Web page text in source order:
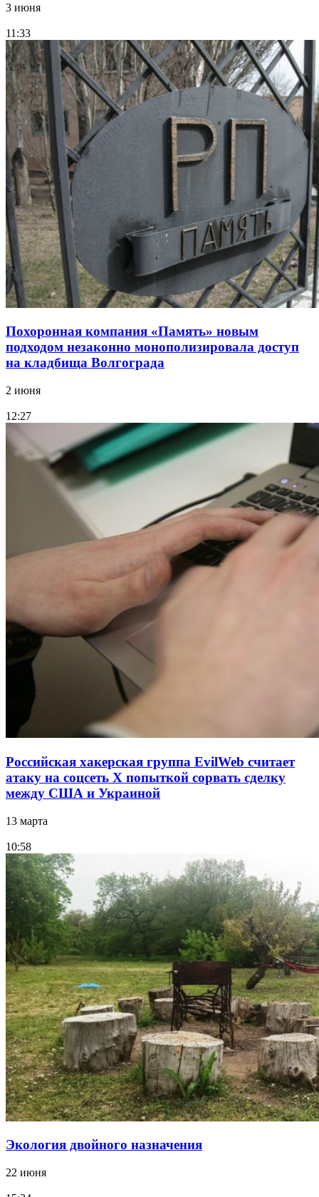
3 июня
11:33
Похоронная компания «Память» новым
подходом незаконно монополизировала доступ
на кладбища Волгограда
2 июня
12:27
Российская хакерская группа EvilWeb считает
атаку на соцсеть Х попыткой сорвать сделку
между США и Украиной
13 марта
10:58
Экология двойного назначения
22 июня